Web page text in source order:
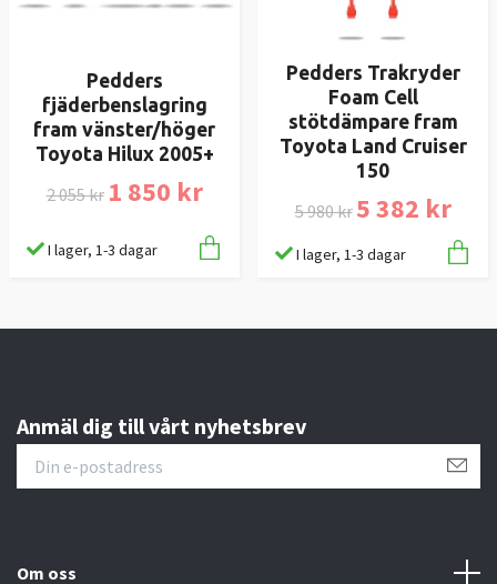
Pedders
fjäderbenslagring
fram vänster/höger
Toyota Hilux 2005+
2 055 kr 1 850 kr
I lager, 1-3 dagar
Pedders Trakryder
Foam Cell
stötdämpare fram
Toyota Land Cruiser
150
5 980 kr 5 382 kr
I lager, 1-3 dagar
Anmäl dig till vårt nyhetsbrev
Om oss